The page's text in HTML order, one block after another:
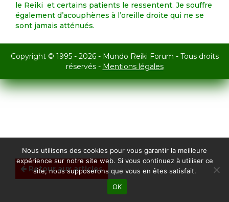
Retour aux articles
le Reiki et certains patients le ressentent. Je souffre
également d’acouphènes à l’oreille droite qui ne se
sont jamais atténués.
Copyright © 1995 - 2026 - Mundo Reiki Forum - Tous droits
réservés - Mentions légales
Nous utilisons des cookies pour vous garantir la meilleure
expérience sur notre site web. Si vous continuez à utiliser ce
site, nous supposerons que vous en êtes satisfait.
OK